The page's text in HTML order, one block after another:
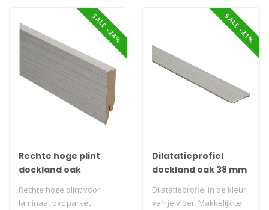
SALE -24%
Rechte hoge plint
dockland oak
Rechte hoge plint voor
laminaat pvc parket
SALE -21%
Dilatatieprofiel
dockland oak 38 mm
Dilatatieprofiel in de kleur
van je vloer. Makkelijk te